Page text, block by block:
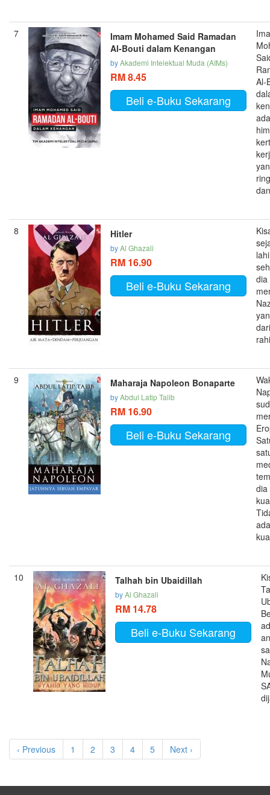
7
Imam Mohamed Said Ramadan
Al-Bouti dalam Kenangan
byAkademi Intelektual Muda (AIMs)
RM 8.45
Beli e-Buku Sekarang
Al-
8 Hitler
byAl Ghazali
RM 16.90
Beli e-Buku Sekarang
dia
9 Maharaja Napoleon Bonaparte
byAbdul Latip Talib
RM 16.90
Beli e-Buku Sekarang
dia
ada
10 Talhah bin Ubaidillah
byAl Ghazali
RM 14.78
Beli e-Buku Sekarang
‹ Previous 1 2 3 4 5 Next ›